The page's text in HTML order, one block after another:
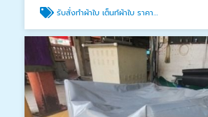
รับสั่งทำผ้าใบ เต็นท์ผ้าใบ ราคาถูก